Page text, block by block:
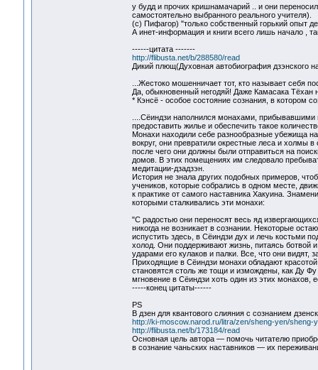
у будд и прочих кришнамачарий .. и они
самостоятельно выбранного реального учителя).
(с) Пифагор) "только собственный горький опыт
А инет-информация и книги всего лишь начало ,
------цитата -------
http://flibusta.net/b/288580/read
Дикий плющ(Духовная автобиография дзэнского
...Жестоко мошенничает тот, кто называет себя
Да, обыкновенный негодяй! Даже Камасака Тёхан
* Кэнсё - особое состояние сознания, в котором
....Сёиндзи наполнился монахами, прибывавшими
предоставить жилье и обеспечить такое
Монахи находили себе разнообразные убежища
вокруг, они превратили окрестные леса и холмы
после чего они должны были отправиться на
домов. В этих помещениях им следовало
медитации-дзадзэн.
История не знала других подобных примеров,
учеников, которые собрались в одном месте,
к практике от самого наставника Хакуина.
которыми сталкивались эти монахи:
"С радостью они переносят весь яд
никогда не возникает в сознании. Некоторые
испустить здесь, в Сёиндзи дух и лечь костьми
холод. Они поддерживают жизнь, питаясь ботвой
ударами его кулаков и палки. Все, что они видят,
Приходящие в Сёиндзи монахи обладают
становятся столь же тощи и измождены, как Ду
мгновение в Сёиндзи хоть один из этих монахов,
-----конец цитаты------
PS
В дзен для квантового слияния с сознанием
http://ki-moscow.narod.ru/litra/zen/sheng-yen/sheng-
http://flibusta.net/b/173184/read
Основная цель автора — помочь читателю
в сознание чаньских наставников — их